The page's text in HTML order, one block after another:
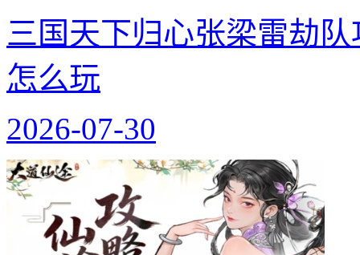
三国天下归心张梁雷劫
怎么玩
2026-07-30